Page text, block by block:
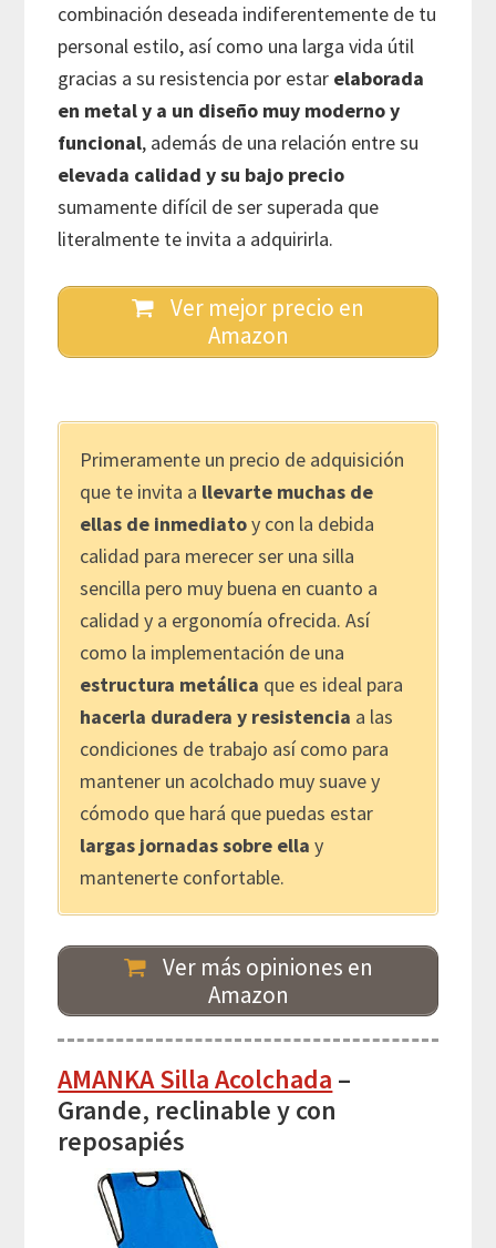
combinación deseada indiferentemente de tu
personal estilo, así como una larga vida útil
gracias a su resistencia por estar elaborada
en metal y a un diseño muy moderno y
funcional, además de una relación entre su
elevada calidad y su bajo precio
sumamente difícil de ser superada que
literalmente te invita a adquirirla.
Ver mejor precio en
Amazon
Primeramente un precio de adquisición
que te invita a llevarte muchas de
ellas de inmediatoy con la debida
calidad para merecer ser una silla
sencilla pero muy buena en cuanto a
calidad y a ergonomía ofrecida. Así
como la implementación de una
estructura metálica que es ideal para
hacerla duradera y resistencia a las
condiciones de trabajo así como para
mantener un acolchado muy suave y
cómodo que hará que puedas estar
largas jornadas sobre ella y
mantenerte confortable.
Ver más opiniones en
Amazon
AMANKA Silla Acolchada –
Grande, reclinable y con
reposapiés